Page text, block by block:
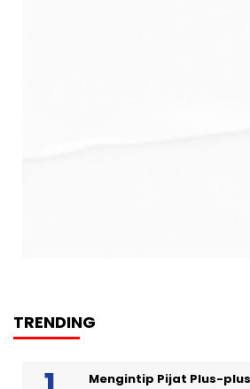
TRENDING
Mengintip Pijat Plus-